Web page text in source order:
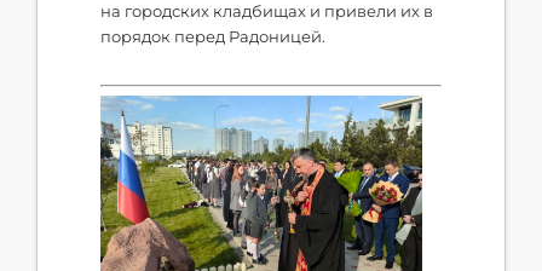
на городских кладбищах и привели их в
порядок перед Радоницей.